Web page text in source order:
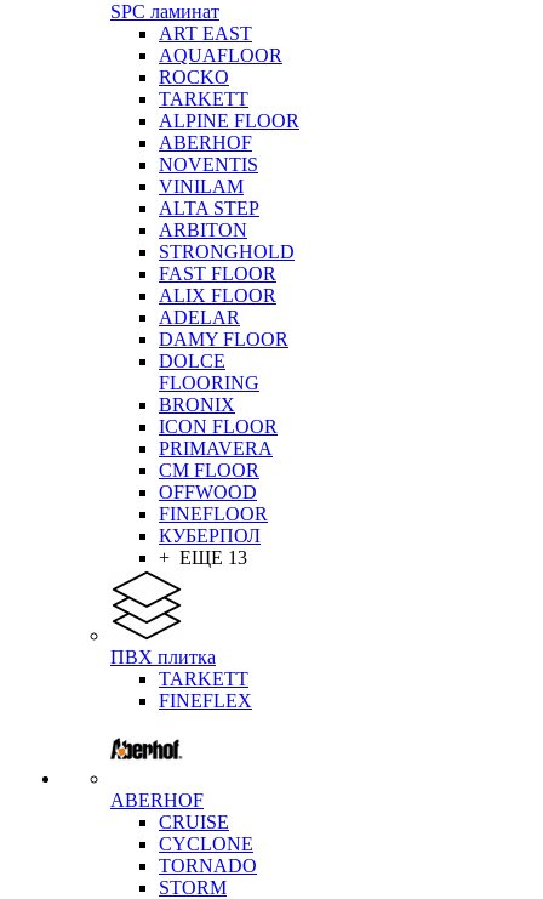
SPC ламинат
ART EAST
AQUAFLOOR
ROCKO
TARKETT
ALPINE FLOOR
ABERHOF
NOVENTIS
VINILAM
ALTA STEP
ARBITON
STRONGHOLD
FAST FLOOR
ALIX FLOOR
ADELAR
DAMY FLOOR
DOLCE
FLOORING
BRONIX
ICON FLOOR
PRIMAVERA
CM FLOOR
OFFWOOD
FINEFLOOR
КУБЕРПОЛ
+ ЕЩЕ 13
ПВХ плитка
TARKETT
FINEFLEX
ABERHOF
CRUISE
CYCLONE
TORNADO
STORM